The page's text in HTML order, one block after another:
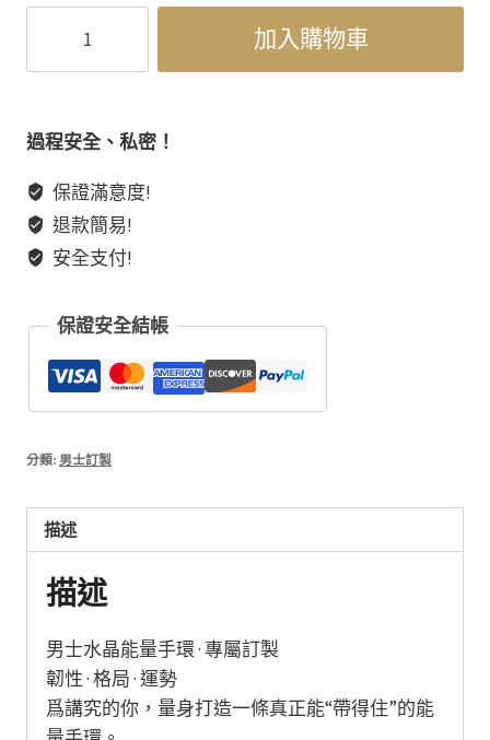
之
天
水
晶
金
眼
手
士
加入購物車
過程安全、私密！
保證滿意度!
退款簡易!
安全支付!
保證安全結帳
分類: 男士訂製
描述
描述
男士水晶能量手環 · 專屬訂製
韌性 · 格局 · 運勢
爲講究的你，量身打造一條真正能“帶得住”的能